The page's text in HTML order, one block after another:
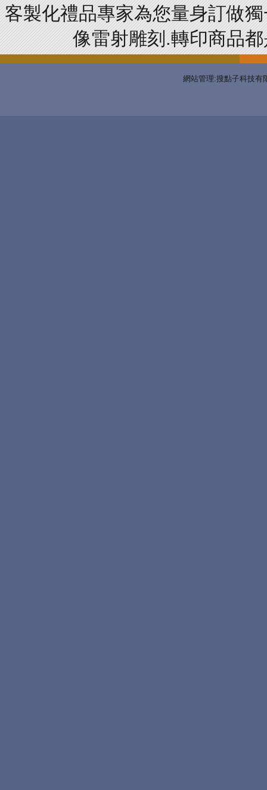
客製化禮品專家為您量身訂做
像雷射雕刻.轉印商品
網站管理:搜點子科技有